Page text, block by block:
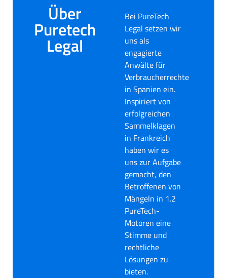
Über
Puretech
Legal
Bei PureTech
Legal setzen wir
uns als
engagierte
Anwälte für
Verbraucherrechte
in Spanien ein.
Inspiriert von
erfolgreichen
Sammelklagen
in Frankreich
haben wir es
uns zur Aufgabe
gemacht, den
Betroffenen von
Mängeln in 1.2
PureTech-
Motoren eine
Stimme und
rechtliche
Lösungen zu
bieten.